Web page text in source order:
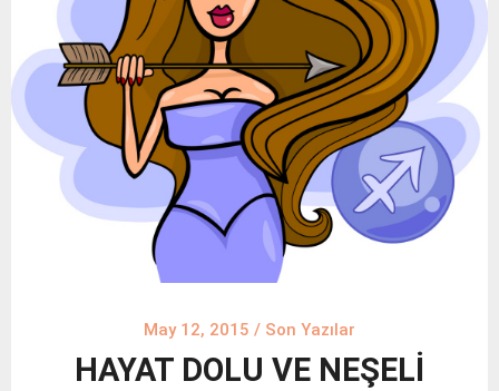
May 12, 2015 / Son Yazılar
HAYAT DOLU VE NEŞELİ